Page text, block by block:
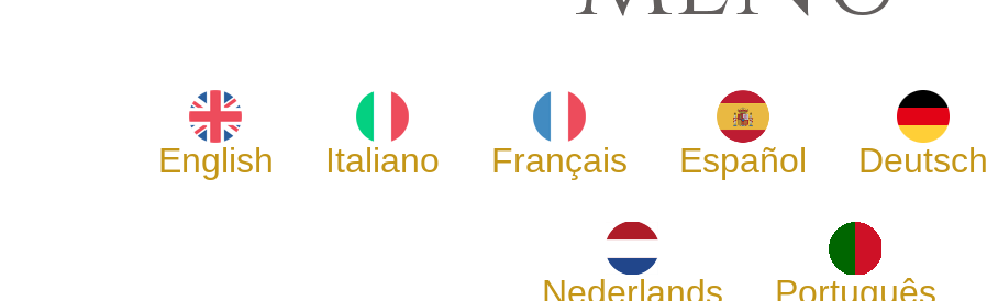
English Italiano Français Español Deutsch
Nederlands Português